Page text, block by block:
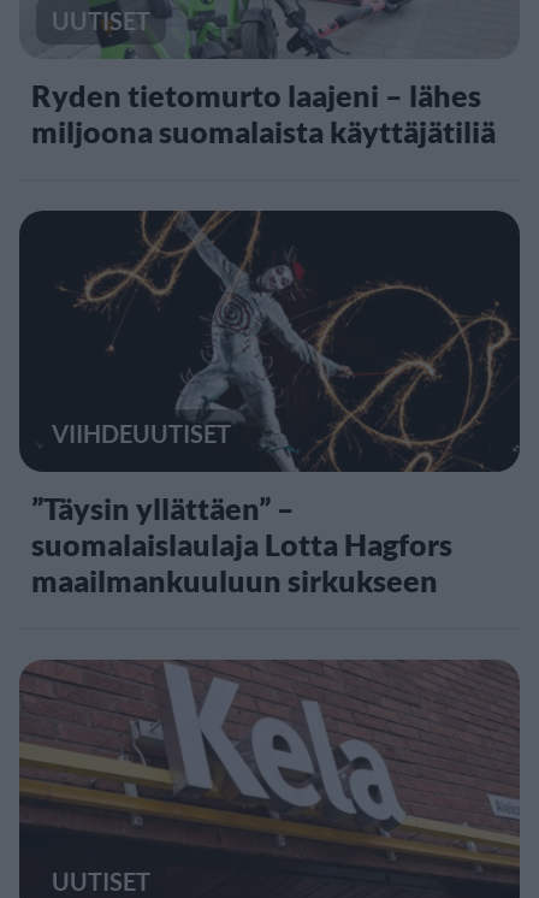
UUTISET
Ryden tietomurto laajeni – lähes
miljoona suomalaista käyttäjätiliä
VIIHDEUUTISET
”Täysin yllättäen” –
suomalaislaulaja Lotta Hagfors
maailmankuuluun sirkukseen
UUTISET